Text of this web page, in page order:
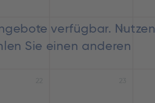
verfügbar. Nutzen
Sie einen anderen
15 16